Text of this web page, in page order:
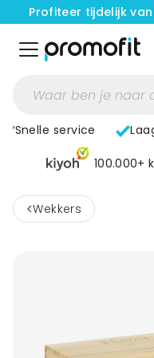
Profiteer tijdelijk van
Snelle service
100.000+
< Wekkers